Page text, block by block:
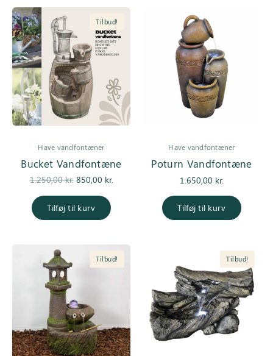
Tilbud!
Have vandfontæner
Bucket Vandfontæne
1.250,00kr.
Den
pris var:
1.250,00 kr..
850,00 kr.
Tilføj til kurv
Have vandfontæner
Poturn Vandfontæne
1.650,00 kr.
Tilføj til kurv
Tilbud! Tilbud!